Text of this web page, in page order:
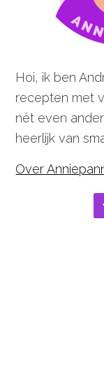
Hoi, ik ben
recepten met
nét even
heerlijk van
Over